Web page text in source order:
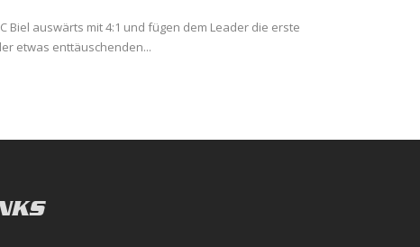
Biel auswärts mit 4:1 und fügen dem Leader die erste
etwas enttäuschenden...